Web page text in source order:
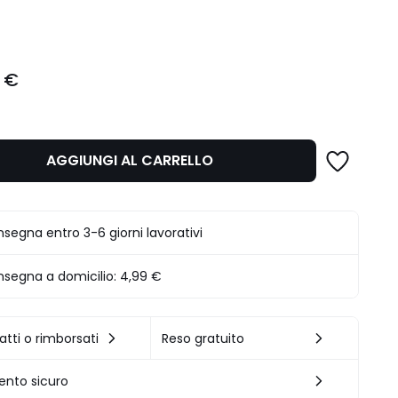
€
AGGIUNGI AL CARRELLO
entro 3-6 giorni lavorativi
a domicilio: 4,99 €
o rimborsati Reso gratuito
sicuro